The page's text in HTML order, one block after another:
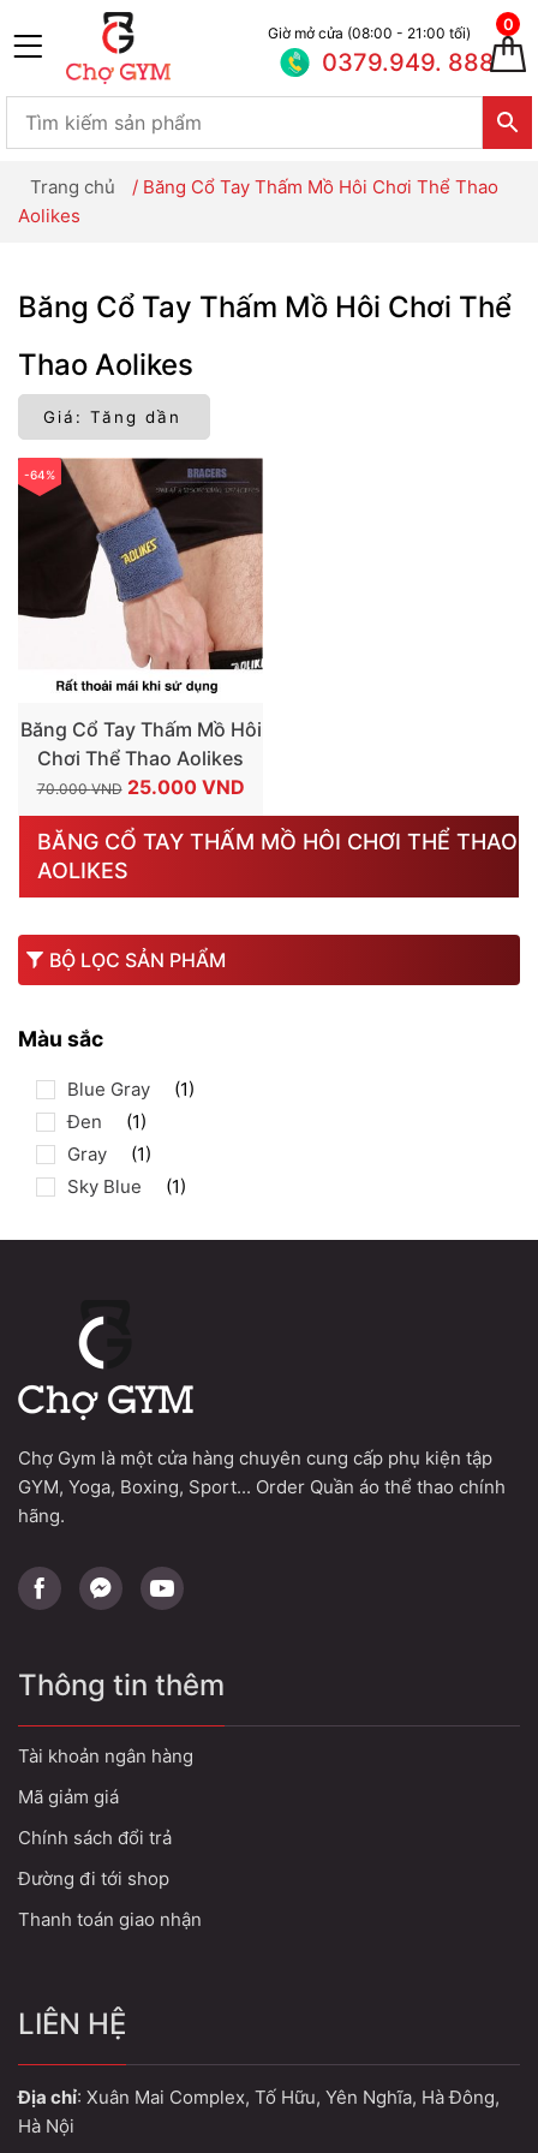
Giờ mở cửa (08:00 - 21:00 tối)
0379.949. 888
0
Trang chủ / Băng Cổ Tay Thấm Mồ Hôi Chơi Thể Thao
Aolikes
BĂNG CỔ TAY THẤM MỒ HÔI CHƠI THỂ THAO
AOLIKES
BỘ LỌC SẢN PHẨM
Màu sắc
Blue Gray
(1)
Đen
(1)
Gray
(1)
Sky Blue
(1)
Băng Cổ Tay Thấm Mồ Hôi Chơi Thể
Thao Aolikes
-64%
Băng Cổ Tay Thấm Mồ Hôi
Chơi Thể Thao Aolikes
70.000VND GIÁ
GỐC
LÀ:
70.000 VND.
25.000 VNDGIÁ
HIỆN
TẠI
25.000 VND.
Chợ Gym là một cửa hàng chuyên cung cấp phụ kiện tập
GYM, Yoga, Boxing, Sport... Order Quần áo thể thao chính
hãng.
Thông tin thêm
Tài khoản ngân hàng
Mã giảm giá
Chính sách đổi trả
Đường đi tới shop
Thanh toán giao nhận
LIÊN HỆ
Địa chỉ: Xuân Mai Complex, Tố Hữu, Yên Nghĩa, Hà Đông,
Hà Nội